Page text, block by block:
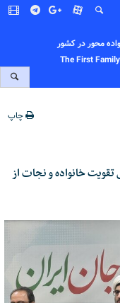
محور در کشور
The First
چاپ
خانواده و نجات از